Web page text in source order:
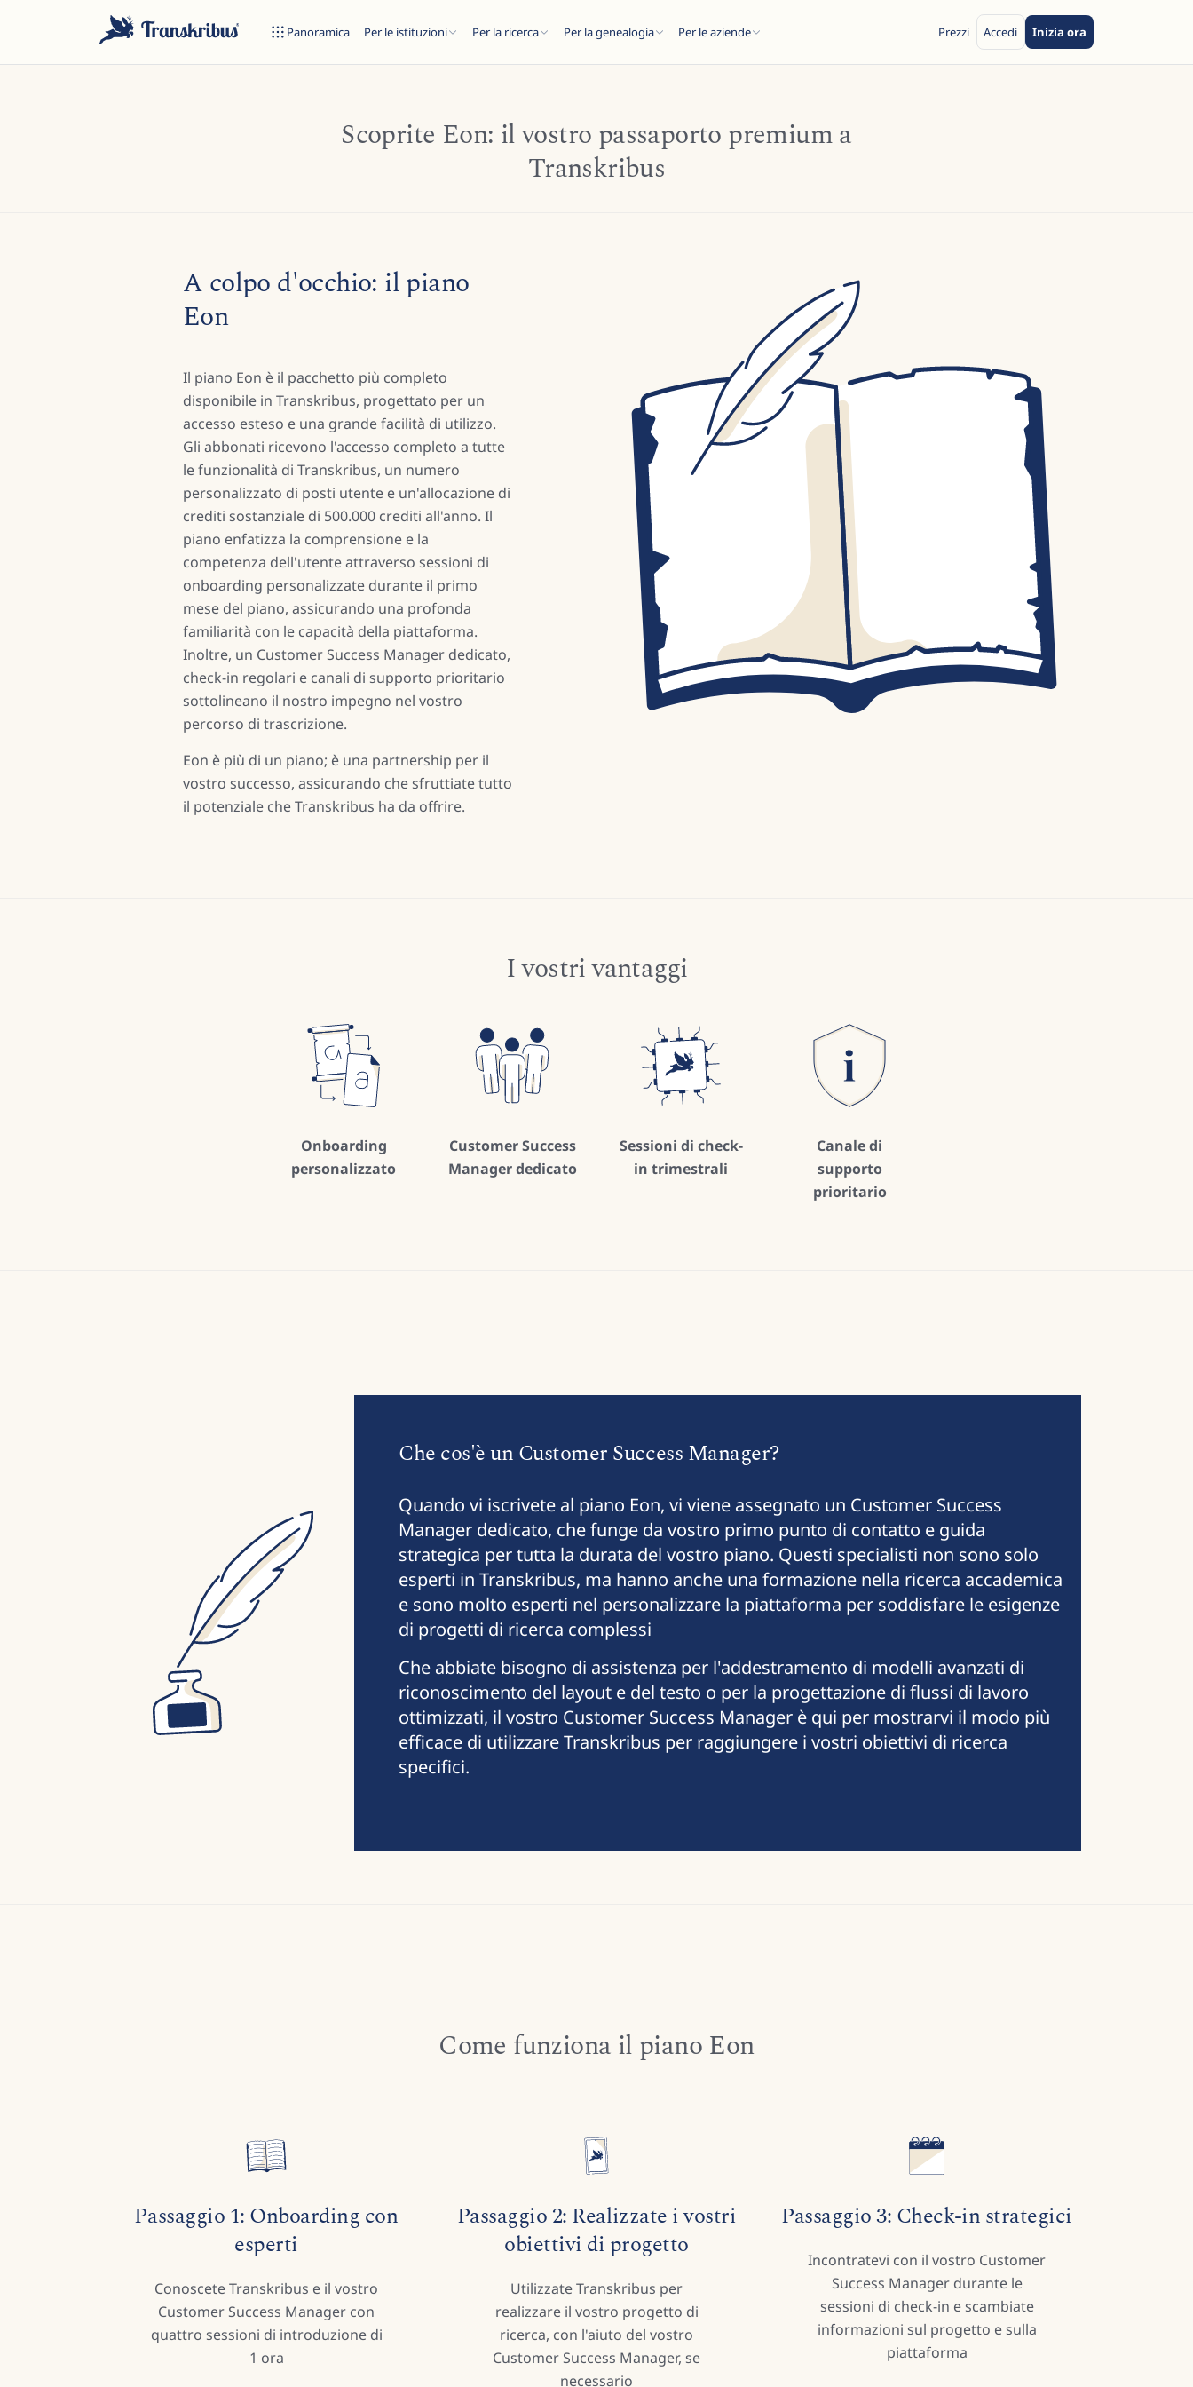
Panoramica Per le istituzioni Per la ricerca Per la genealogia Per le aziende Prezzi Accedi Inizia ora
Inizia a digitare per cercare tra modelli, sites e articoli del blog...
Scoprite Eon: il vostro passaporto premium a
Transkribus
A colpo d'occhio: il piano
Eon
Il piano Eon è il pacchetto più completo
disponibile in Transkribus, progettato per un
accesso esteso e una grande facilità di utilizzo.
Gli abbonati ricevono l'accesso completo a tutte
le funzionalità di Transkribus, un numero
personalizzato di posti utente e un'allocazione di
crediti sostanziale di 500.000 crediti all'anno. Il
piano enfatizza la comprensione e la
competenza dell'utente attraverso sessioni di
onboarding personalizzate durante il primo
mese del piano, assicurando una profonda
familiarità con le capacità della piattaforma.
Inoltre, un Customer Success Manager dedicato,
check-in regolari e canali di supporto prioritario
sottolineano il nostro impegno nel vostro
percorso di trascrizione.
Eon è più di un piano; è una partnership per il
vostro successo, assicurando che sfruttiate tutto
il potenziale che Transkribus ha da offrire.
I vostri vantaggi
Onboarding
personalizzato
Customer Success
Manager dedicato
Sessioni di check-
in trimestrali
Canale di
supporto
prioritario
Che cos'è un Customer Success Manager?
Quando vi iscrivete al piano Eon, vi viene assegnato un Customer Success
Manager dedicato, che funge da vostro primo punto di contatto e guida
strategica per tutta la durata del vostro piano. Questi specialisti non sono solo
esperti in Transkribus, ma hanno anche una formazione nella ricerca accademica
e sono molto esperti nel personalizzare la piattaforma per soddisfare le esigenze
di progetti di ricerca complessi
Che abbiate bisogno di assistenza per l'addestramento di modelli avanzati di
riconoscimento del layout e del testo o per la progettazione di flussi di lavoro
ottimizzati, il vostro Customer Success Manager è qui per mostrarvi il modo più
efficace di utilizzare Transkribus per raggiungere i vostri obiettivi di ricerca
specifici.
Come funziona il piano Eon
Passaggio 1: Onboarding con
esperti
Conoscete Transkribus e il vostro
Customer Success Manager con
quattro sessioni di introduzione di
1 ora
Passaggio 2: Realizzate i vostri
obiettivi di progetto
Utilizzate Transkribus per
realizzare il vostro progetto di
ricerca, con l'aiuto del vostro
Customer Success Manager, se
necessario
Passaggio 3: Check-in strategici
Incontratevi con il vostro Customer
Success Manager durante le
sessioni di check-in e scambiate
informazioni sul progetto e sulla
piattaforma